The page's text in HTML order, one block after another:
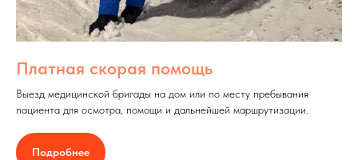
Платная скорая помощь
Выезд медицинской бригады на дом или по месту пребывания
пациента для осмотра, помощи и дальнейшей маршрутизации.
Подробнее